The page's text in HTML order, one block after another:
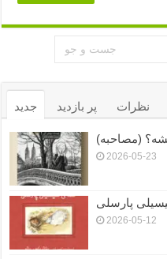
جدید پر بازدید نظرات
(مصاحبه)
2026-05-23
پارسلی
2026-05-12